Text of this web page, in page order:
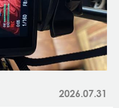
2026.07.31